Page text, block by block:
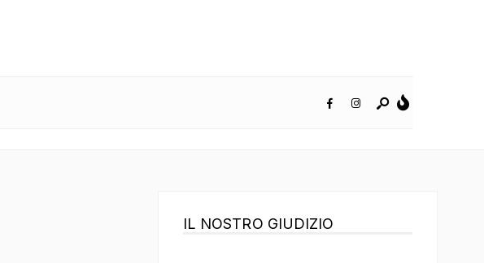
IL NOSTRO GIUDIZIO